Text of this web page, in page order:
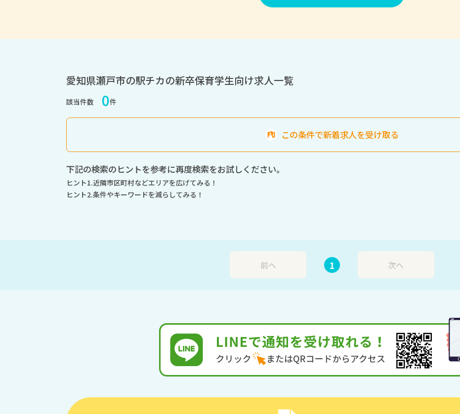
愛知県瀬戸市の駅チカの新卒保育学生向け求人一覧
該当件数 0件
この条件で新着求人を受け取る
下記の検索のヒントを参考に再度検索をお試しください。
ヒント1.近隣市区町村などエリアを広げてみる！
ヒント2.条件やキーワードを減らしてみる！
前へ 1 次へ